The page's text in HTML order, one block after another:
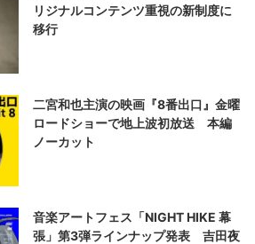
リジナルコンテンツ重視の新制度に
移行
二宮和也主演の映画『8番出口』金曜
ロードショーで地上波初放送 本編
ノーカット
音楽アートフェス「NIGHT HIKE 幕
張」第3弾ラインナップ発表 吉田夜